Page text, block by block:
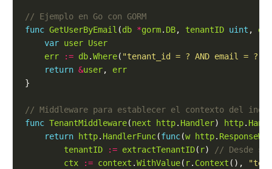
func GetUserByEmail (db *gorm. DB, tenantID uint ,
var user User
err
:= db.Where( "tenant_id = ? AND email = ?"
return &user, err
func TenantMiddleware(next http. Handler) http.
return
http. HandlerFunc(func(w http.
tenantID
:= extractTenantID( r)
ctx
:= context .WithValue( r. Context (),